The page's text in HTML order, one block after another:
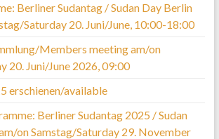
Berliner Sudantag / Sudan Day Berlin
Saturday 20. Juni/June, 10:00-18:00
Members meeting am/on
20. Juni/June 2026, 09:00
erschienen/available
Berliner Sudantag 2025 / Sudan
on Samstag/Saturday 29. November